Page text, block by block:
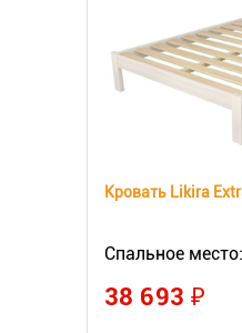
Кровать Likira
Спальное место:
38 693 ₽